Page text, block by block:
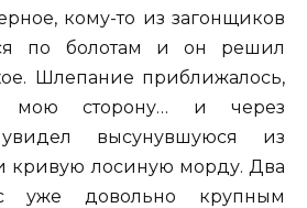
кому-то из загонщиков
по болотам и он решил
Шлепание приближалось,
мою сторону… и через
высунувшуюся из
кривую лосиную морду. Два
уже довольно крупным